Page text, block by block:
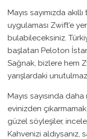
Mayıs sayımızda
uygulaması Zwift’e
bulabileceksiniz.
başlatan Peloton
Sağnak, bizlere hem
yarışlardaki
Mayıs sayısında
evinizden
güzel söyleşiler,
Kahvenizi aldıysanız,